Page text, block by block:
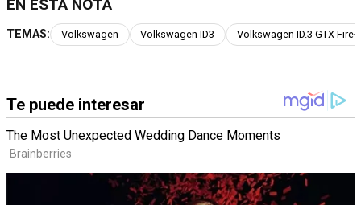
EN ESTA NOTA
TEMAS: Volkswagen Volkswagen ID3 Volkswagen ID.3 GTX